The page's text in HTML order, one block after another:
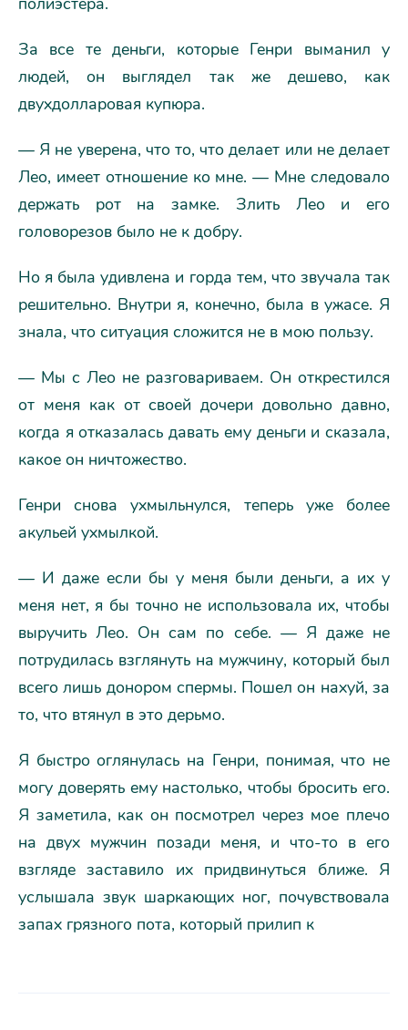
За все те деньги, которые Генри выманил у
людей, он выглядел так же дешево, как
двухдолларовая купюра.
— Я не уверена, что то, что делает или не делает
Лео, имеет отношение ко мне. — Мне следовало
держать рот на замке. Злить Лео и его
головорезов было не к добру.
Но я была удивлена и горда тем, что звучала так
решительно. Внутри я, конечно, была в ужасе. Я
знала, что ситуация сложится не в мою пользу.
— Мы с Лео не разговариваем. Он открестился
от меня как от своей дочери довольно давно,
когда я отказалась давать ему деньги и сказала,
какое он ничтожество.
Генри снова ухмыльнулся, теперь уже более
акульей ухмылкой.
— И даже если бы у меня были деньги, а их у
меня нет, я бы точно не использовала их, чтобы
выручить Лео. Он сам по себе. — Я даже не
потрудилась взглянуть на мужчину, который был
всего лишь донором спермы. Пошел он нахуй, за
то, что втянул в это дерьмо.
Я быстро оглянулась на Генри, понимая, что не
могу доверять ему настолько, чтобы бросить его.
Я заметила, как он посмотрел через мое плечо
на двух мужчин позади меня, и что-то в его
взгляде заставило их придвинуться ближе. Я
услышала звук шаркающих ног, почувствовала
запах грязного пота, который прилип к